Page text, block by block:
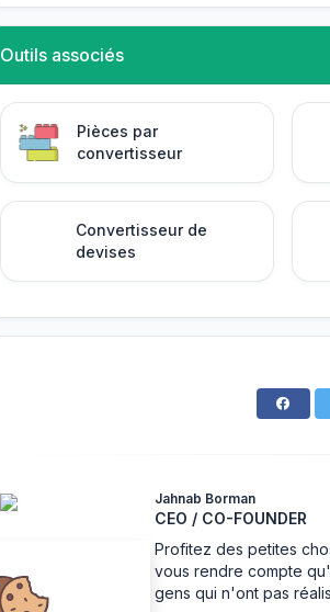
Outils associés
Pièces par
convertisseur
Convertisseur de
devises
Jahnab Borman
CEO / CO-FOUNDER
Profitez des petites
vous rendre compte
gens qui n'ont pas